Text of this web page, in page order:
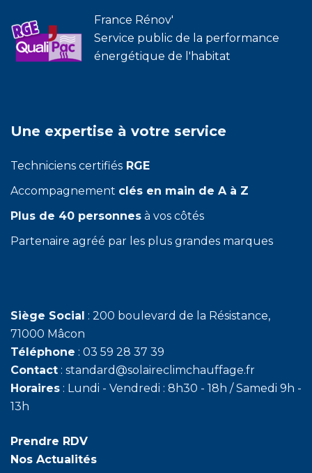
France Rénov'
Service public de la performance
énergétique de l'habitat
Une expertise à votre service
Techniciens certifiés RGE
Accompagnement clés en main de A à Z
Plus de 40 personnes à vos côtés
Partenaire agréé par les plus grandes marques
Siège Social : 200 boulevard de la Résistance,
71000 Mâcon
Téléphone : 03 59 28 37 39
Contact : standard@solaireclimchauffage.fr
Horaires : Lundi - Vendredi : 8h30 - 18h / Samedi 9h -
13h
Prendre RDV
Nos Actualités